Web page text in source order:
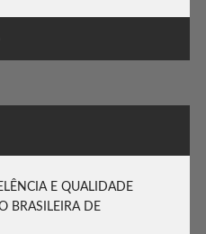
E QUALIDADE
BRASILEIRA DE